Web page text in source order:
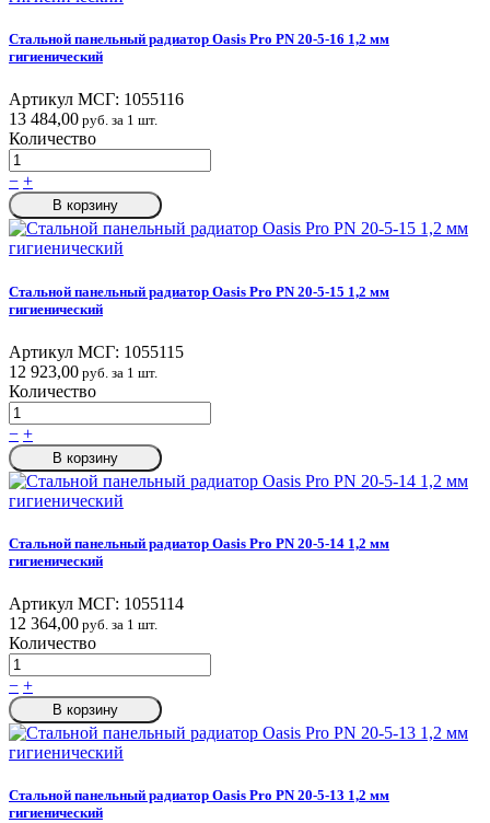
Стальной панельный радиатор Oasis Pro PN 20-5-16 1,2 мм
гигиенический
Артикул МСГ: 1055116
13 484,00 руб. за 1 шт.
Количество
− +
В корзину
Стальной панельный радиатор Oasis Pro PN 20-5-15 1,2 мм
гигиенический
Артикул МСГ: 1055115
12 923,00 руб. за 1 шт.
Количество
− +
В корзину
Стальной панельный радиатор Oasis Pro PN 20-5-14 1,2 мм
гигиенический
Артикул МСГ: 1055114
12 364,00 руб. за 1 шт.
Количество
− +
В корзину
Стальной панельный радиатор Oasis Pro PN 20-5-13 1,2 мм
гигиенический